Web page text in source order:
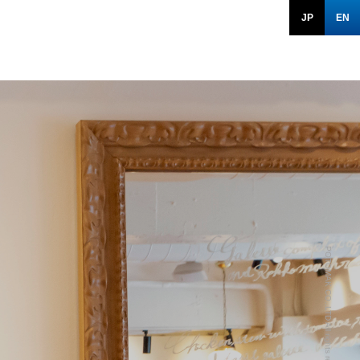
JP EN
POTOMAK CO.,LTD All rights reserved.